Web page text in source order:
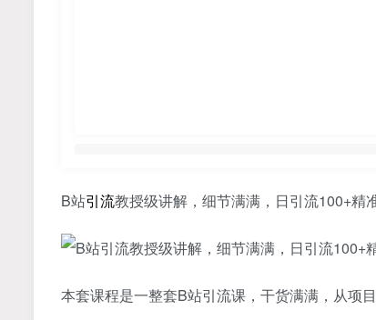
B站引流教授级讲解，细节满满，日引流100+精
本套课程是一整套B站引流课，干货满满，从项